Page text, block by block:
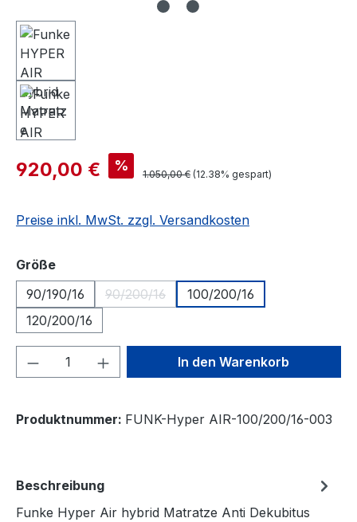
920,00 € %
1.050,00 € (12.38% gespart)
Preise inkl. MwSt. zzgl. Versandkosten
Größeauswählen
90/190/16
90/200/16
(Diese Option ist zurzeit nicht verfügbar.)
100/200/16
120/200/16
Produkt Anzahl: Gib denIn den Warenkorb
Produktnummer: FUNK-Hyper AIR-100/200/16-003
Beschreibung
Funke Hyper Air hybrid Matratze Anti Dekubitus